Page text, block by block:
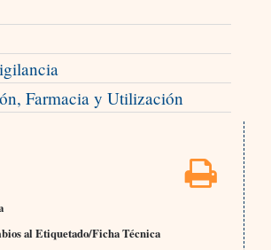
Farmacia y Utilización
al Etiquetado/Ficha Técnica